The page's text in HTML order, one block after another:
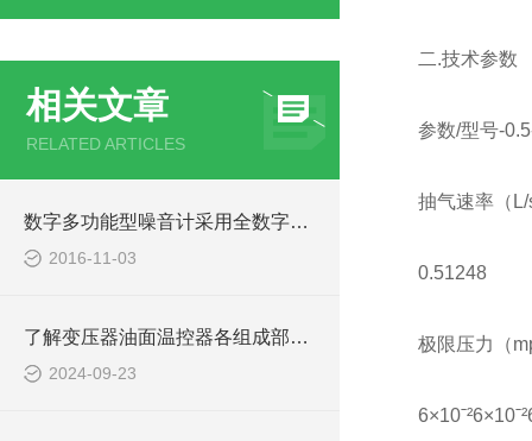
相关文章
RELATED ARTICLES
数字多功能型噪音计采用全数字检波更方便
2016-11-03
了解变压器油面温控器各组成部件功能特点才能更好的使用它
2024-09-23
二.技术参数
参数/型号-
抽气速率（L/
0.51248
极限压力（